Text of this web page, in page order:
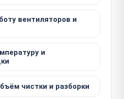
вентиляторов и
и
чистки и разборки